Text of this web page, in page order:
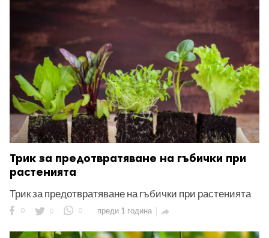
Трик за предотвратяване на гъбички при
растенията
Трик за предотвратяване на гъбички при растенията
0 0 0 преди 1 година 